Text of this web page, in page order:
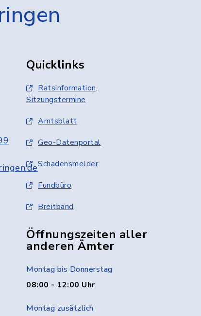
Quicklinks
Ratsinformation,
Sitzungstermine
Amtsblatt
Geo-Datenportal
Schadensmelder
Fundbüro
Breitband
Öffnungszeiten aller
anderen Ämter
Montag bis Donnerstag
08:00 - 12:00 Uhr
Montag zusätzlich